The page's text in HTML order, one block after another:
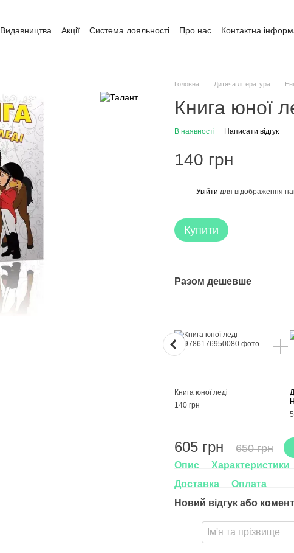
Видавництва Акції Система лояльності Про нас
Контактна
Головна Дитяча література
Книга юної
В наявності Написати відгук
140 грн
Увійти для відображення
Купити
Разом дешевше
Книга юної леді
140 грн
605 грн 650 грн
Опис
Характеристики
Доставка
Оплата
Новий відгук або